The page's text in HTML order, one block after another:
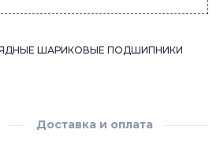
ШАРИКОВЫЕ ПОДШИПНИКИ
Доставка и оплата